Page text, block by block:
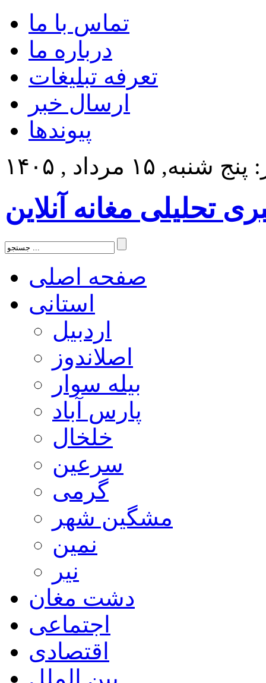
تماس با ما
درباره ما
تعرفه تبلیغات
ارسال خبر
پیوندها
۱۵ مرداد , ۱۴۰۵
تحلیلی مغانه آنلاین
صفحه اصلی
استانی
اردبیل
اصلاندوز
بیله سوار
پارس آباد
خلخال
سرعین
گرمی
مشگین شهر
نمین
نیر
دشت مغان
اجتماعی
اقتصادی
بین الملل